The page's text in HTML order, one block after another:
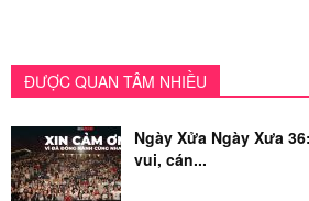
ĐƯỢC QUAN TÂM NHIỀU
Ngày Xửa Ngày Xưa
vui, cán...